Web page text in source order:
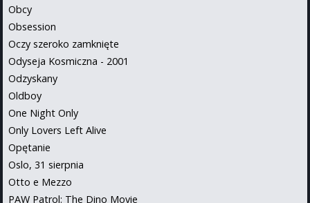
Obcy
Obsession
Oczy szeroko zamknięte
Odyseja Kosmiczna - 2001
Odzyskany
Oldboy
One Night Only
Only Lovers Left Alive
Opętanie
Oslo, 31 sierpnia
Otto e Mezzo
PAW Patrol: The Dino Movie